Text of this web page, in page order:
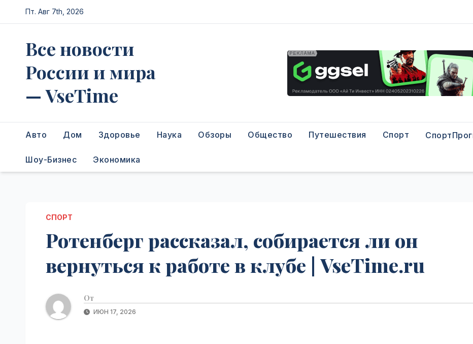
Перейти
к
Пт. Авг 7th, 2026
Все новости
России и мира
— VseTime
Авто Дом Здоровье Наука Обзоры Общество Путешествия Спорт
Шоу-Бизнес Экономика
СПОРТ
Ротенберг рассказал, собирается ли он
вернуться к работе в клубе | VseTime.ru
От
ИЮН 17, 2026